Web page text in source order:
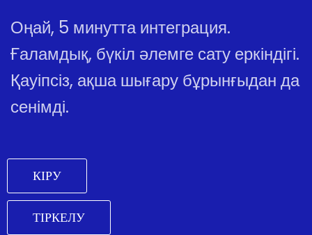
Оңай, 5 минутта интеграция.
Ғаламдық, бүкіл әлемге сату еркіндігі.
Қауіпсіз, ақша шығару бұрынғыдан да
сенімді.
КІРУ
ТІРКЕЛУ